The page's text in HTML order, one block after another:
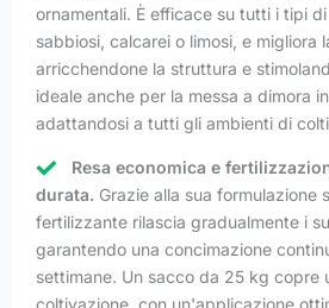
ornamentali. È efficace su tutti i tipi di
sabbiosi, calcarei o limosi, e migliora
arricchendone la struttura e
ideale anche per la messa a dimora
adattandosi a tutti gli ambienti di
Resa economica e
durata. Grazie alla sua formulazione
fertilizzante rilascia gradualmente i
garantendo una concimazione
settimane. Un sacco da 25 kg copre
coltivazione, con un'applicazione